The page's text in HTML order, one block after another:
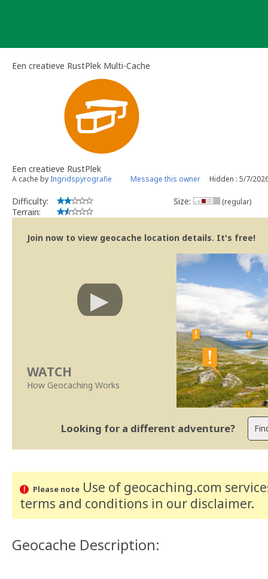
Een creatieve RustPlek Multi-Cache
Een creatieve RustPlek
A cache by Ingridspyrografie Message this owner Hidden : 5/7/
Difficulty:
Terrain:
Size: (regular)
Join now to view geocache location details. It's free!
WATCH
How Geocaching Works
Looking for a different adventure?
Please noteUse of geocaching.com
terms and conditions in our disclaimer.
Geocache Description: